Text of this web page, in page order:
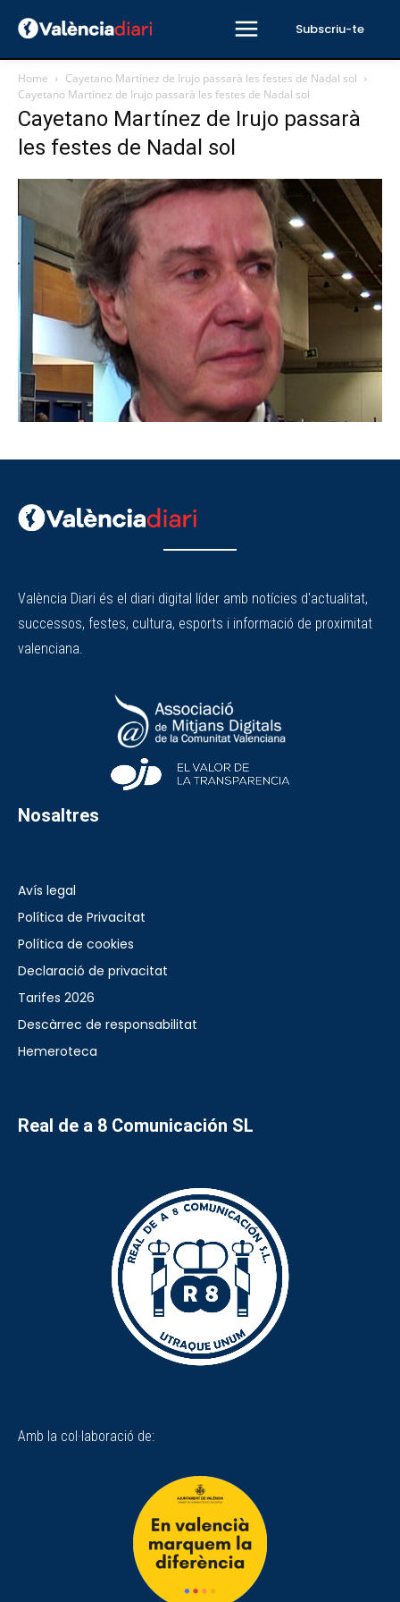
Subscriu-te
Home
Cayetano Martínez de Irujo passarà les festes de Nadal sol
Cayetano Martínez de Irujo passarà les festes de Nadal sol
Cayetano Martínez de Irujo passarà
les festes de Nadal sol
València Diari és el diari digital líder amb notícies d'actualitat,
successos, festes, cultura, esports i informació de proximitat
valenciana.
Nosaltres
Avís legal
Política de Privacitat
Política de cookies
Declaració de privacitat
Tarifes 2026
Descàrrec de responsabilitat
Hemeroteca
Real de a 8 Comunicación SL
Amb la col·laboració de: